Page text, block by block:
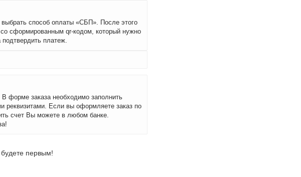
способ оплаты «СБП». После этого
сформированным qr-кодом, который нужно
платеж.
форме заказа необходимо заполнить
реквизитами. Если вы оформляете заказ по
счет Вы можете в любом банке.
первым!